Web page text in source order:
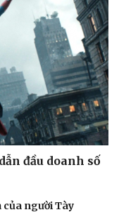
đầu doanh số
của người Tày